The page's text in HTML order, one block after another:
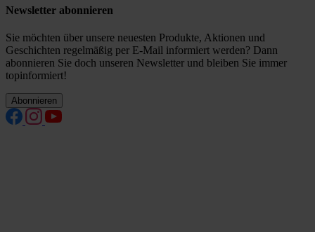
Newsletter abonnieren
Sie möchten über unsere neuesten Produkte, Aktionen und
Geschichten regelmäßig per E-Mail informiert werden? Dann
abonnieren Sie doch unseren Newsletter und bleiben Sie immer
topinformiert!
Abonnieren